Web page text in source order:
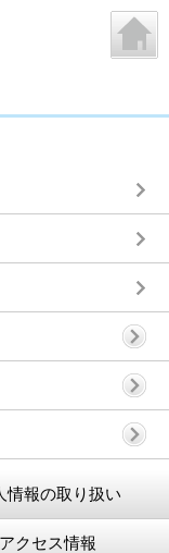
情報の取り扱い
アクセス情報